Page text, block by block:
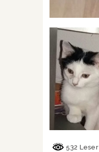
532 Leser